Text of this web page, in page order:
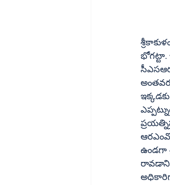
భోగట్టా.
అంతవరకు ఇక్కడ
ఆరఎంవోగా
ఉండగా శ్రీకాకుళం